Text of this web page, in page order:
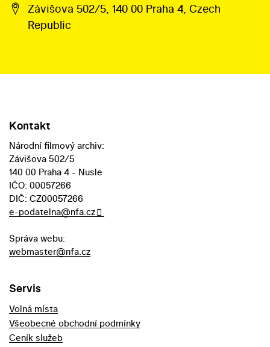
Závišova 502/5, 140 00 Praha 4, Czech
Republic
Kontakt
Národní filmový archiv:
Závišova 502/5
140 00 Praha 4 - Nusle
IČO: 00057266
DIČ: CZ00057266
e-podatelna@nfa.cz
Správa webu:
webmaster@nfa.cz
Servis
Volná místa
Všeobecné obchodní podmínky
Ceník služeb